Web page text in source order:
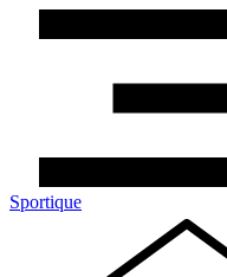
Sportique